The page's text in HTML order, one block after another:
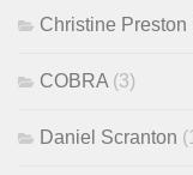
Christine Preston
COBRA (3)
Daniel Scranton